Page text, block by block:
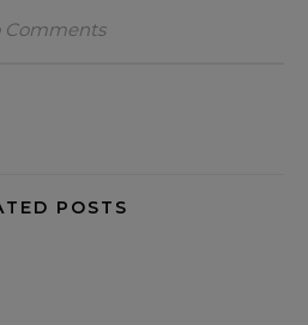
Comments
POSTS